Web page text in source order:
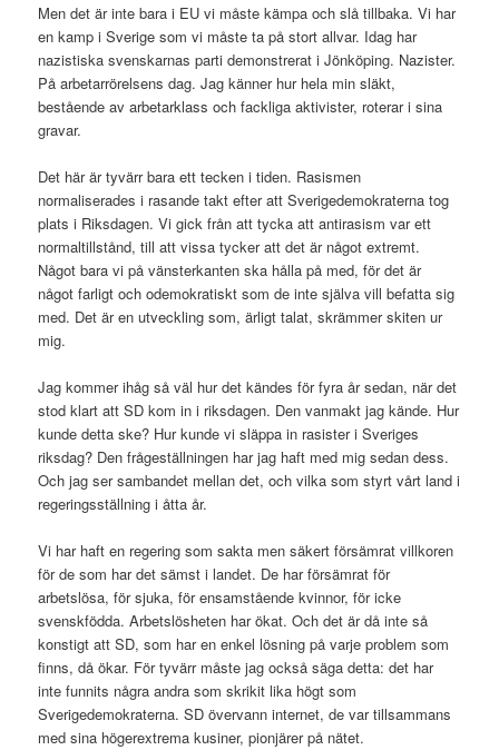
Men det är inte bara i EU vi måste kämpa och slå tillbaka. Vi har
en kamp i Sverige som vi måste ta på stort allvar. Idag har
nazistiska svenskarnas parti demonstrerat i Jönköping. Nazister.
På arbetarrörelsens dag. Jag känner hur hela min släkt,
bestående av arbetarklass och fackliga aktivister, roterar i sina
gravar.
Det här är tyvärr bara ett tecken i tiden. Rasismen
normaliserades i rasande takt efter att Sverigedemokraterna tog
plats i Riksdagen. Vi gick från att tycka att antirasism var ett
normaltillstånd, till att vissa tycker att det är något extremt.
Något bara vi på vänsterkanten ska hålla på med, för det är
något farligt och odemokratiskt som de inte själva vill befatta sig
med. Det är en utveckling som, ärligt talat, skrämmer skiten ur
mig.
Jag kommer ihåg så väl hur det kändes för fyra år sedan, när det
stod klart att SD kom in i riksdagen. Den vanmakt jag kände. Hur
kunde detta ske? Hur kunde vi släppa in rasister i Sveriges
riksdag? Den frågeställningen har jag haft med mig sedan dess.
Och jag ser sambandet mellan det, och vilka som styrt vårt land i
regeringsställning i åtta år.
Vi har haft en regering som sakta men säkert försämrat villkoren
för de som har det sämst i landet. De har försämrat för
arbetslösa, för sjuka, för ensamstående kvinnor, för icke
svenskfödda. Arbetslösheten har ökat. Och det är då inte så
konstigt att SD, som har en enkel lösning på varje problem som
finns, då ökar. För tyvärr måste jag också säga detta: det har
inte funnits några andra som skrikit lika högt som
Sverigedemokraterna. SD övervann internet, de var tillsammans
med sina högerextrema kusiner, pionjärer på nätet.